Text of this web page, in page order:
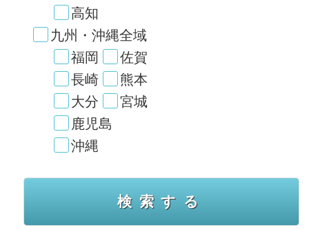
高知
九州・沖縄全域
福岡
佐賀
長崎
熊本
大分
宮城
鹿児島
沖縄